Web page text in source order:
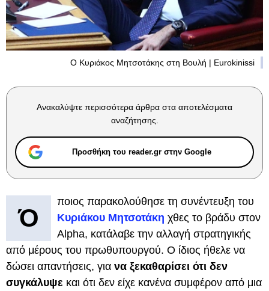
Ο Κυριάκος Μητσοτάκης στη Βουλή | Eurokinissi
Ανακαλύψτε περισσότερα άρθρα στα αποτελέσματα
αναζήτησης.
Προσθήκη του reader.gr στην Google
Ό
ποιος παρακολούθησε τη συνέντευξη του
Κυριάκου Μητσοτάκη χθες το βράδυ στον
Alpha, κατάλαβε την αλλαγή στρατηγικής
από μέρους του πρωθυπουργού. Ο ίδιος ήθελε να
δώσει απαντήσεις, για να ξεκαθαρίσει ότι δεν
συγκάλυψε και ότι δεν είχε κανένα συμφέρον από μια